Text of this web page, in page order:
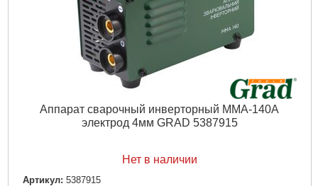
Аппарат сварочный инверторный ММА-140А
электрод 4мм GRAD 5387915
Нет в наличии
Артикул: 5387915